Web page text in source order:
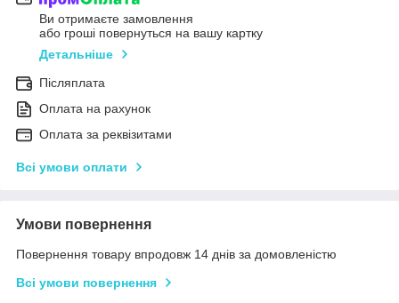
Ви отримаєте замовлення
або гроші повернуться на вашу картку
Детальніше
Післяплата
Оплата на рахунок
Оплата за реквізитами
Всі умови оплати
Умови повернення
Повернення товару впродовж 14 днів за домовленістю
Всі умови повернення